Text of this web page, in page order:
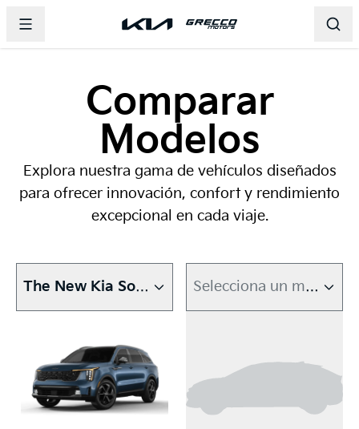
Abrir menu principalPágina principal de Grecco Motors
Página principal de Grecco
Comparar
Modelos
Explora nuestra gama de vehículos diseñados
para ofrecer innovación, confort y rendimiento
excepcional en cada viaje.
The New Kia Sorento Selecciona un modelo